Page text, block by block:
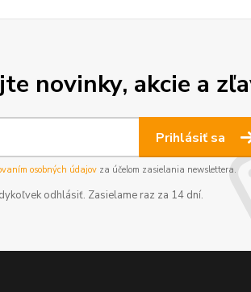
novinky, akcie a
Prihlásiť sa
osobných údajovza účelom zasielania newslettera.
odhlásiť. Zasielame raz za 14 dní.